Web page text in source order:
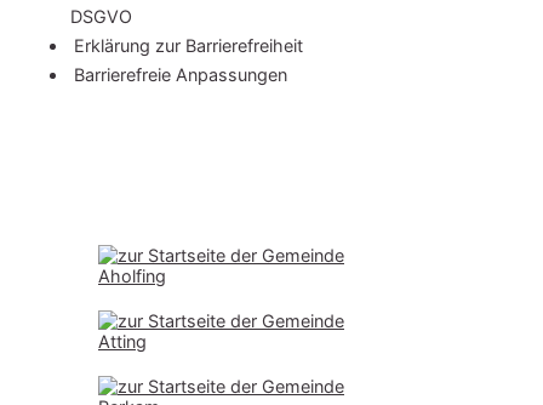
DSGVO
Erklärung zur Bar­rie­re­frei­heit
Barrierefreie Anpassungen